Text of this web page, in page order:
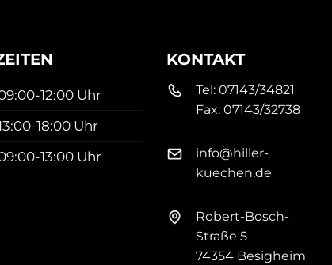
12:00 Uhr
18:00 Uhr
13:00 Uhr
KONTAKT
Tel: 07143/34821
Fax: 07143/32738
info@hiller-
kuechen.de
Robert-Bosch-
Straße 5
74354 Besigheim